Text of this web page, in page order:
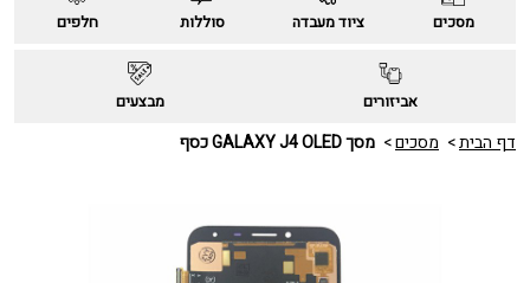
מסכים ציוד מעבדה סוללות חלפים
אביזורים מבצעים
דף הבית מסכים מסך GALAXY J4 OLED כסף